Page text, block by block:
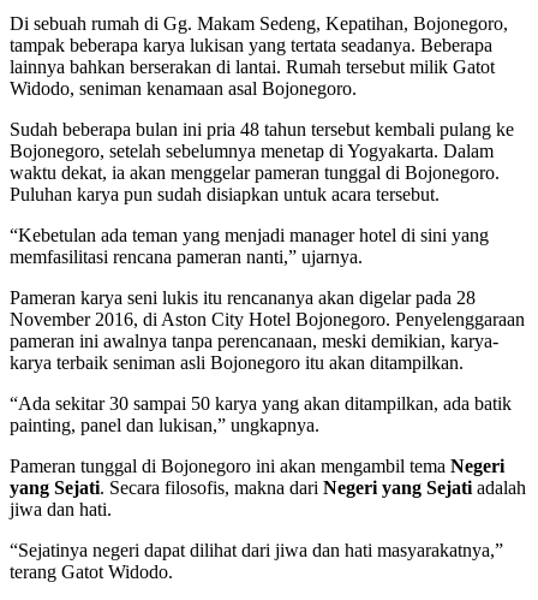
Di sebuah rumah di Gg. Makam Sedeng, Kepatihan, Bojonegoro,
tampak beberapa karya lukisan yang tertata seadanya. Beberapa
lainnya bahkan berserakan di lantai. Rumah tersebut milik Gatot
Widodo, seniman kenamaan asal Bojonegoro.
Sudah beberapa bulan ini pria 48 tahun tersebut kembali pulang ke
Bojonegoro, setelah sebelumnya menetap di Yogyakarta. Dalam
waktu dekat, ia akan menggelar pameran tunggal di Bojonegoro.
Puluhan karya pun sudah disiapkan untuk acara tersebut.
“Kebetulan ada teman yang menjadi manager hotel di sini yang
memfasilitasi rencana pameran nanti,” ujarnya.
Pameran karya seni lukis itu rencananya akan digelar pada 28
November 2016, di Aston City Hotel Bojonegoro. Penyelenggaraan
pameran ini awalnya tanpa perencanaan, meski demikian, karya-
karya terbaik seniman asli Bojonegoro itu akan ditampilkan.
“Ada sekitar 30 sampai 50 karya yang akan ditampilkan, ada batik
painting, panel dan lukisan,” ungkapnya.
Pameran tunggal di Bojonegoro ini akan mengambil tema Negeri
yang Sejati. Secara filosofis, makna dari Negeri yang Sejati adalah
jiwa dan hati.
“Sejatinya negeri dapat dilihat dari jiwa dan hati masyarakatnya,”
terang Gatot Widodo.